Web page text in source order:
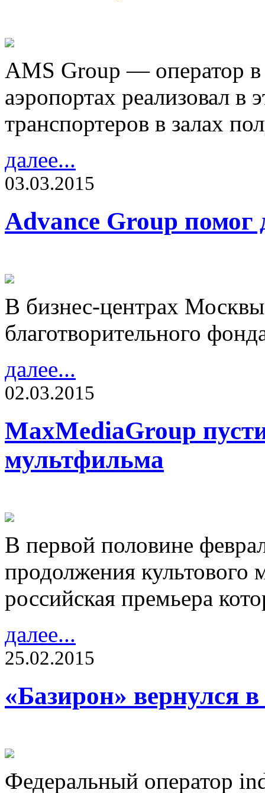
AMS Group — оператор в
аэропортах реализовал в
транспортеров в залах
далее...
03.03.2015
Advance Group помог
В бизнес-центрах
благотворительного
далее...
02.03.2015
MaxMediaGroup
мультфильма
В первой половине
продолжения культового
российская премьера
далее...
25.02.2015
«Базирон» вернулся
Федеральный оператор